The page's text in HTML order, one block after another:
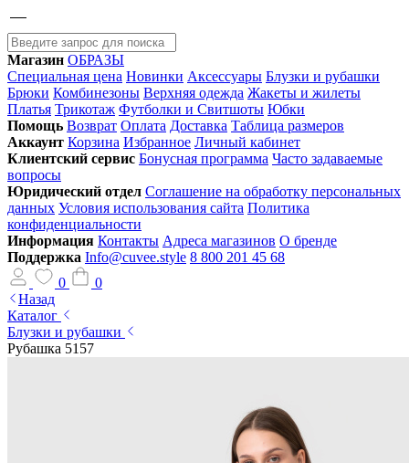
Магазин ОБРАЗЫ
Специальная цена Новинки Аксессуары Блузки и рубашки
Брюки Комбинезоны Верхняя одежда Жакеты и жилеты
Платья Трикотаж Футболки и Свитшоты Юбки
Помощь Возврат Оплата Доставка Таблица размеров
Аккаунт Корзина Избранное Личный кабинет
Клиентский сервис Бонусная программа Часто задаваемые
вопросы
Юридический отдел Соглашение на обработку персональных
данных Условия использования сайта Политика
конфиденциальности
Информация Контакты Адреса магазинов О бренде
Поддержка Info@cuvee.style 8 800 201 45 68
0
0
Назад
Каталог
Блузки и рубашки
Рубашка 5157